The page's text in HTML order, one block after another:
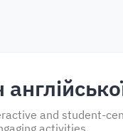
and student-
activities.